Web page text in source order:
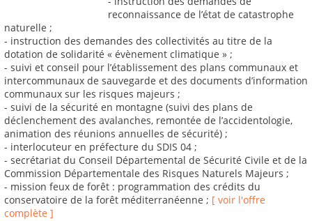
reconnaissance de l’état de catastrophe
naturelle ;
- instruction des demandes des collectivités au titre de la
dotation de solidarité « évènement climatique » ;
- suivi et conseil pour l’établissement des plans communaux et
intercommunaux de sauvegarde et des documents d’information
communaux sur les risques majeurs ;
- suivi de la sécurité en montagne (suivi des plans de
déclenchement des avalanches, remontée de l’accidentologie,
animation des réunions annuelles de sécurité) ;
- interlocuteur en préfecture du SDIS 04 ;
- secrétariat du Conseil Départemental de Sécurité Civile et de la
Commission Départementale des Risques Naturels Majeurs ;
- mission feux de forêt : programmation des crédits du
conservatoire de la forêt méditerranéenne ; [ voir l'offre
complète ]